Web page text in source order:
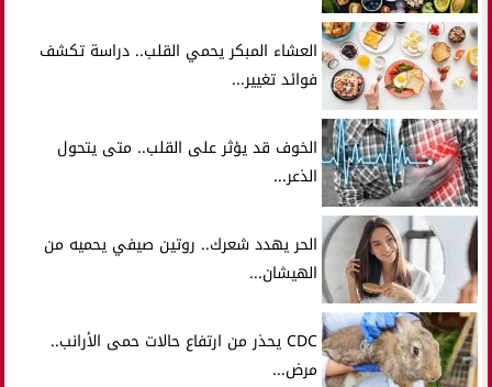
العشاء المبكر يحمي القلب.. دراسة تكشف
فوائد تغيير...
الخوف قد يؤثر على القلب.. متى يتحول
الذعر...
الحر يهدد شعرك.. روتين صيفي يحميه من
الهيشان...
CDC يحذر من ارتفاع حالات حمى الأرانب..
مرض...